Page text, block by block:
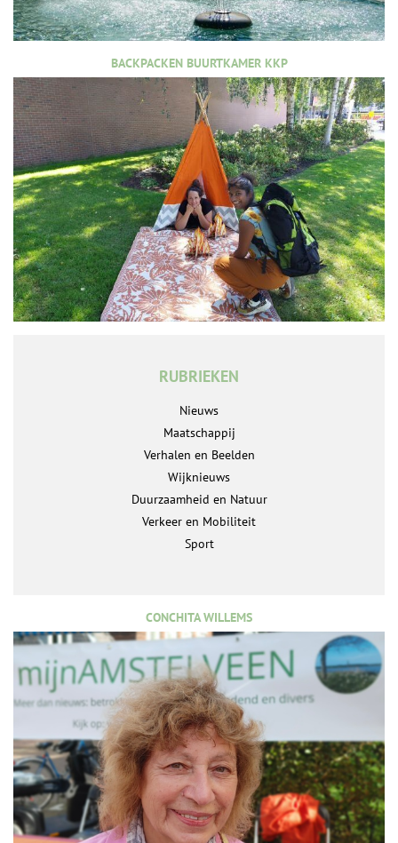
BACKPACKEN BUURTKAMER KKP
RUBRIEKEN
Nieuws
Maatschappij
Verhalen en Beelden
Wijknieuws
Duurzaamheid en Natuur
Verkeer en Mobiliteit
Sport
CONCHITA WILLEMS